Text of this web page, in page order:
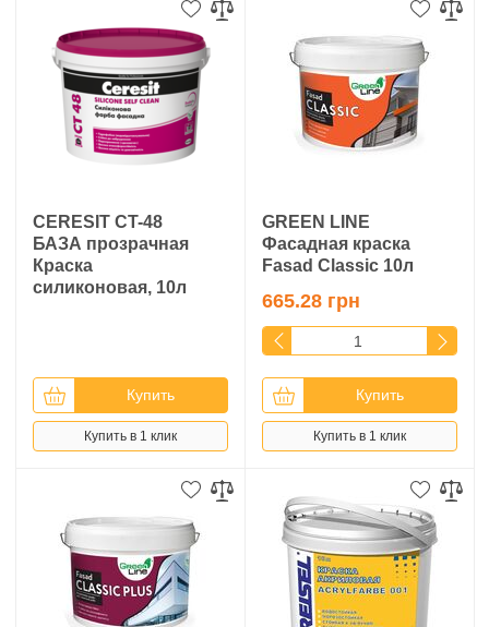
CERESIT CT-48
БАЗА прозрачная
Краска
силиконовая, 10л
Купить
Купить в 1 клик
GREEN LINE
Фасадная краска
Fasad Classic 10л
665.28 грн
Купить
Купить в 1 клик